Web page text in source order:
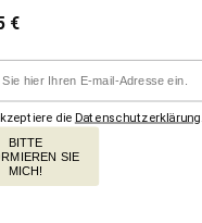
€
die Datenschutzerklärung
BITTE
SIE
MICH!